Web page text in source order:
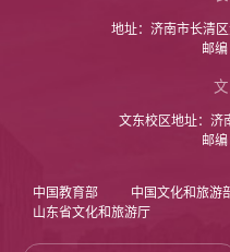
地址：济南市长清
邮
文东校区地址：济
邮
中国教育部 中国文化和旅游
山东省文化和旅游厅